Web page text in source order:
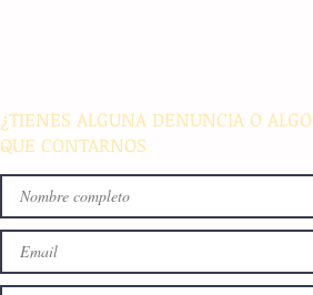
¿TIENES ALGUNA DENUNCIA O ALGO
QUE CONTARNOS